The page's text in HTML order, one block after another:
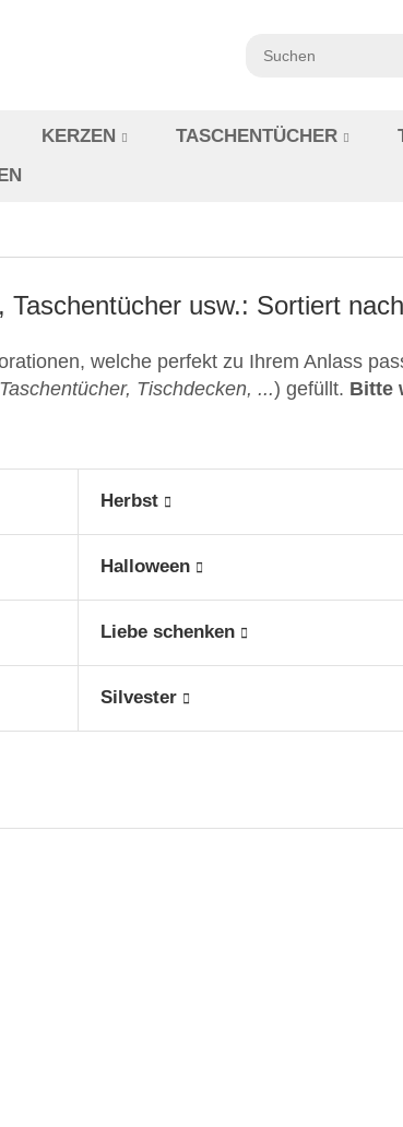
KERZEN TASCHENTÜCHER
Taschentücher usw.: Sortiert
welche perfekt zu Ihrem Anlass
Tischdecken, ...) gefüllt. Bitte
Herbst
Halloween
Liebe schenken
Silvester